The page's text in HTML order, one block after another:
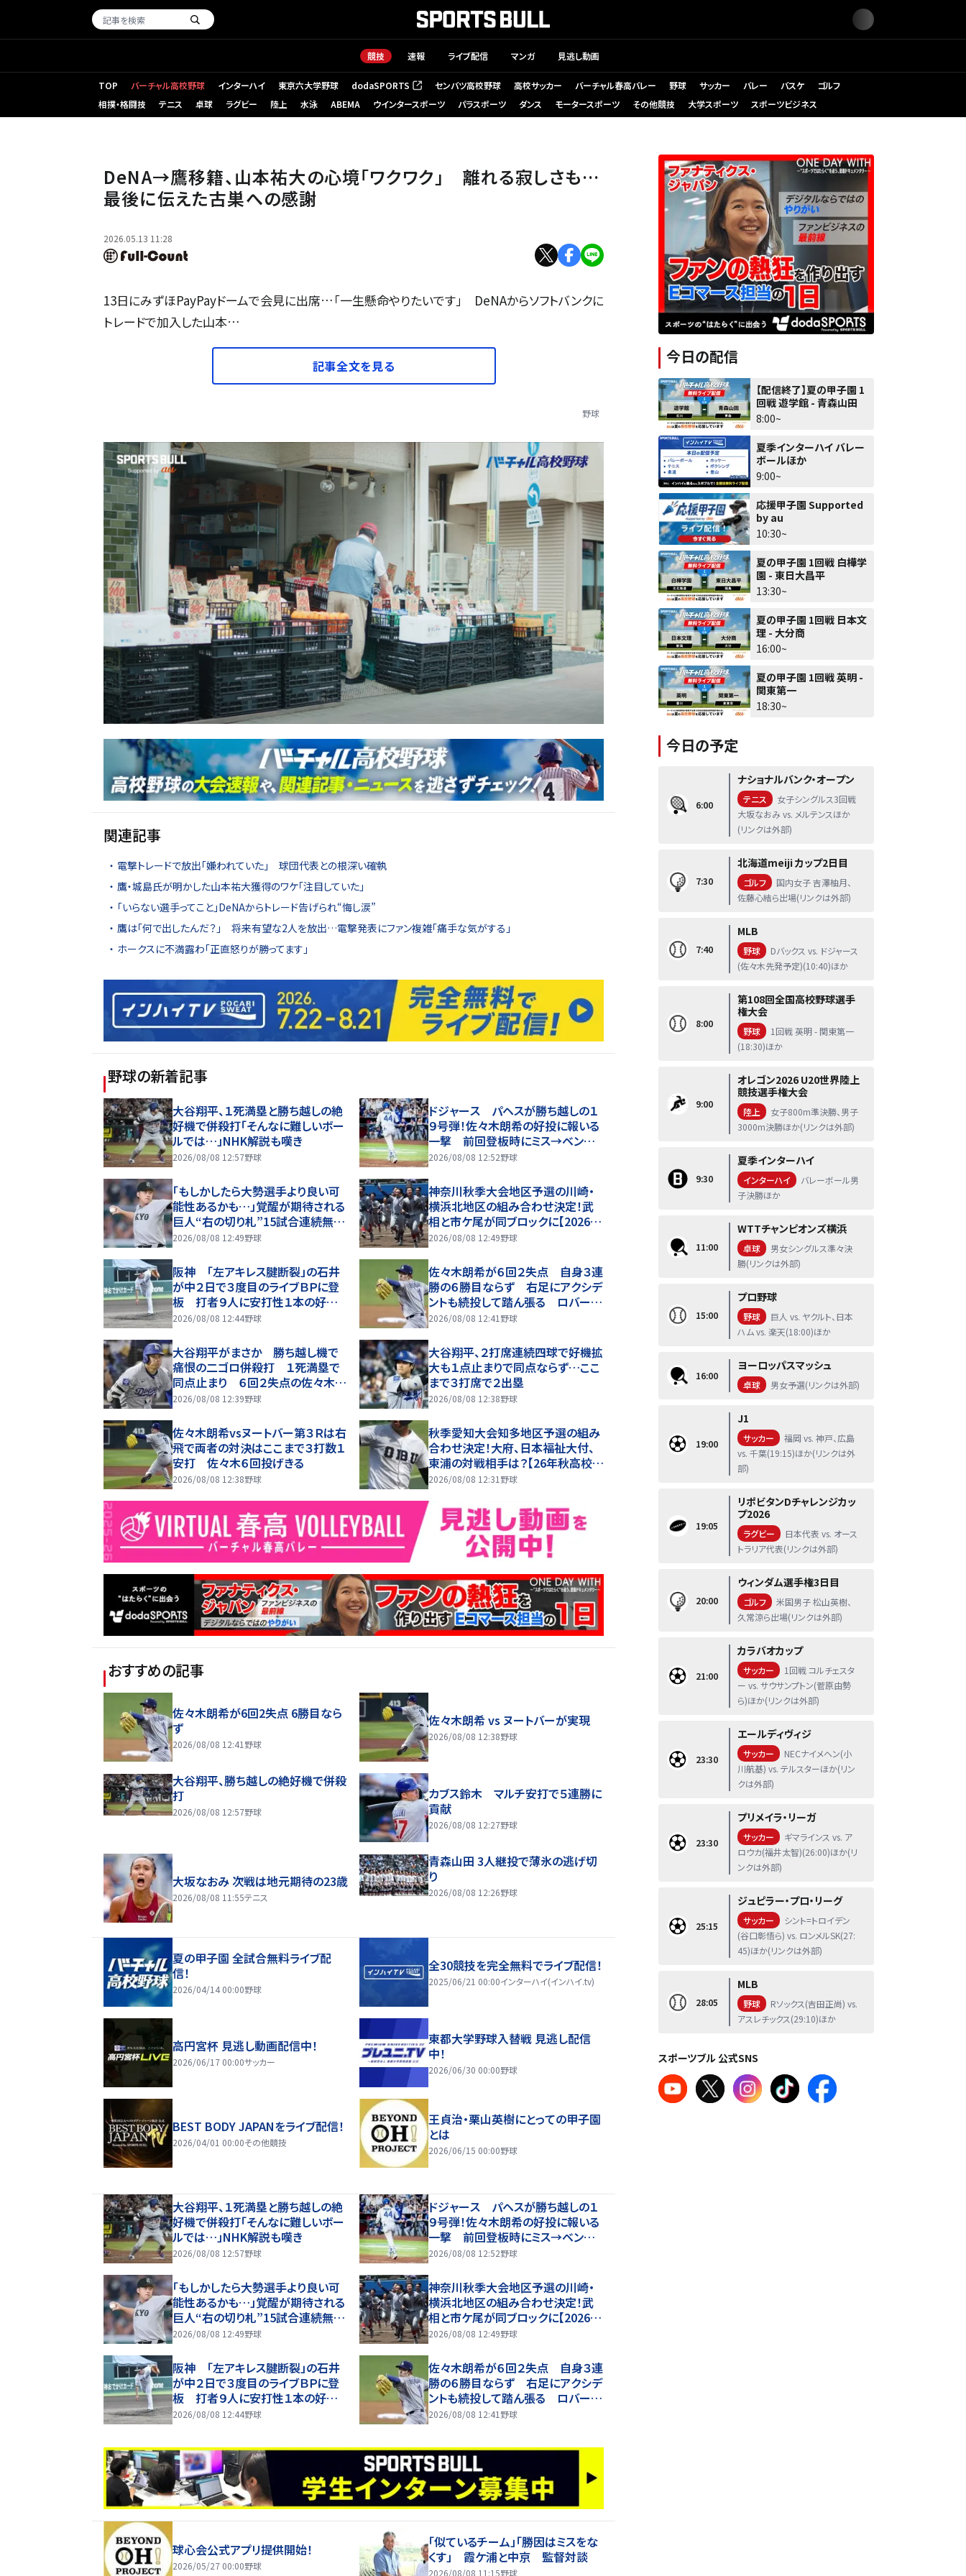
競技 速報 ライブ配信 マンガ 見逃し動画
TOP バーチャル高校野球 インターハイ 東京六大学野球 dodaSPORTS
（新しいタブで開く） センバツ高校野球 高校サッカー バーチャル春高バレー 野球 サッカー バレー バスケ
ゴルフ
相撲・格闘技
テニス 卓球 ラグビー 陸上 水泳 ABEMA ウインタースポーツ パラスポーツ ダンス モータースポーツ その他競技 大学スポーツ スポーツビジネス
DeNA→鷹移籍、山本祐大の心境「ワクワク」 離れる寂しさも…
最後に伝えた古巣への感謝
2026.05.13 11:28
13日にみずほPayPayドームで会見に出席…「一生懸命やりたいです」 DeNAからソフトバンクに
トレードで加入した山本…
記事全文を見る
野球
関連記事
電撃トレードで放出「嫌われていた」 球団代表との根深い確執
鷹・城島氏が明かした山本祐大獲得のワケ「注目していた」
「いらない選手ってこと」DeNAからトレード告げられ“悔し涙”
鷹は「何で出したんだ？」 将来有望な2人を放出…電撃発表にファン複雑「痛手な気がする」
ホークスに不満露わ「正直怒りが勝ってます」
野球の新着記事
大谷翔平、１死満塁と勝ち越しの絶
好機で併殺打「そんなに難しいボー
ルでは…」NHK解説も嘆き
2026/08/08 12:57野球
ドジャース パヘスが勝ち越しの１
９号弾！佐々木朗希の好投に報いる
一撃 前回登板時にミス→ベンチ
で謝罪 連敗ストップへ大きな１点
2026/08/08 12:52野球
「もしかしたら大勢選手より良い可
能性あるかも…」覚醒が期待される
巨人“右の切り札”15試合連続無失
点中 圧巻の0.37「抜群の安定感を
2026/08/08 12:49野球
神奈川秋季大会地区予選の川崎・
横浜北地区の組み合わせ決定！武
相と市ケ尾が同ブロックに【2026年
秋高校野球】
2026/08/08 12:49野球
阪神 「左アキレス腱断裂」の石井
が中２日で３度目のライブＢＰに登
板 打者９人に安打性１本の好内
容 直球主体で空振りを量産
2026/08/08 12:44野球
佐々木朗希が６回２失点 自身３連
勝の６勝目ならず 右足にアクシデ
ントも続投して踏ん張る ロバーツ
監督がマウンドに駆けつけるシーン
2026/08/08 12:41 野球
大谷翔平がまさか 勝ち越し機で
痛恨の二ゴロ併殺打 １死満塁で
同点止まり ６回２失点の佐々木朗
希に６勝目の権利をプレゼントでき
2026/08/08 12:39野球
大谷翔平、２打席連続四球で好機拡
大も１点止まりで同点ならず…ここ
まで３打席で２出塁
2026/08/08 12:38野球
佐々木朗希vsヌートバー第３Ｒは右
飛で両者の対決はここまで３打数１
安打 佐々木６回投げきる
2026/08/08 12:38野球
秋季愛知大会知多地区予選の組み
合わせ決定！大府、日本福祉大付、
東浦の対戦相手は？【26年秋高校野
球】
2026/08/08 12:31 野球
おすすめの記事
佐々木朗希が6回2失点 6勝目なら
ず
2026/08/08 12:41 野球
佐々木朗希 vs ヌートバーが実現
2026/08/08 12:38野球
大谷翔平、勝ち越しの絶好機で併殺
打
2026/08/08 12:57野球
カブス鈴木 マルチ安打で５連勝に
貢献
2026/08/08 12:27野球
大坂なおみ 次戦は地元期待の23歳
2026/08/08 11:55テニス
青森山田 3人継投で薄氷の逃げ切
り
2026/08/08 12:26野球
夏の甲子園 全試合無料ライブ配
信！
2026/04/14 00:00野球
全30競技を完全無料でライブ配信！
2025/06/21 00:00インターハイ(インハイ.tv)
高円宮杯 見逃し動画配信中！
2026/06/17 00:00サッカー
東都大学野球入替戦 見逃し配信
中！
2026/06/30 00:00野球
BEST BODY JAPANをライブ配信！
2026/04/01 00:00その他競技
王貞治・栗山英樹にとっての甲子園
とは
2026/06/15 00:00野球
大谷翔平、１死満塁と勝ち越しの絶
好機で併殺打「そんなに難しいボー
ルでは…」NHK解説も嘆き
2026/08/08 12:57野球
ドジャース パヘスが勝ち越しの１
９号弾！佐々木朗希の好投に報いる
一撃 前回登板時にミス→ベンチ
で謝罪 連敗ストップへ大きな１点
2026/08/08 12:52野球
「もしかしたら大勢選手より良い可
能性あるかも…」覚醒が期待される
巨人“右の切り札”15試合連続無失
点中 圧巻の0.37「抜群の安定感を
2026/08/08 12:49野球
神奈川秋季大会地区予選の川崎・
横浜北地区の組み合わせ決定！武
相と市ケ尾が同ブロックに【2026年
秋高校野球】
2026/08/08 12:49野球
阪神 「左アキレス腱断裂」の石井
が中２日で３度目のライブＢＰに登
板 打者９人に安打性１本の好内
容 直球主体で空振りを量産
2026/08/08 12:44野球
佐々木朗希が６回２失点 自身３連
勝の６勝目ならず 右足にアクシデ
ントも続投して踏ん張る ロバーツ
監督がマウンドに駆けつけるシーン
2026/08/08 12:41 野球
球心会公式アプリ提供開始！
2026/05/27 00:00野球
「似ているチーム」「勝因はミスをな
くす」 霞ケ浦と中京 監督対談
2026/08/08 11:15野球
今日の配信
【配信終了】夏の甲子園 1
回戦 遊学館 - 青森山田
8:00~
夏季インターハイ バレー
ボールほか
9:00~
応援甲子園 Supported
by au
10:30~
夏の甲子園 1回戦 白樺学
園 - 東日大昌平
13:30~
夏の甲子園 1回戦 日本文
理 - 大分商
16:00~
夏の甲子園 1回戦 英明 -
関東第一
18:30~
今日の予定
6:00
ナショナルバンク・オープン
テニス
女子シングルス3回戦
大坂なおみ vs. メルテンスほか
(リンクは外部)
7:30
北海道meiji カップ2日目
ゴルフ
国内女子 吉澤柚月、
佐藤心結ら出場(リンクは外部)
7:40
MLB
野球
Dバックス vs. ドジャース
(佐々木先発予定)(10:40)ほか
8:00
第108回全国高校野球選手
権大会
野球
1回戦 英明 - 関東第一
(18:30)ほか
9:00
オレゴン2026 U20世界陸上
競技選手権大会
陸上
女子800m準決勝、男子
3000m決勝ほか(リンクは外部)
9:30
夏季インターハイ
インターハイ
バレーボール男
子決勝ほか
11:00
WTTチャンピオンズ横浜
卓球
男女シングルス準々決
勝(リンクは外部)
15:00
プロ野球
野球
巨人 vs. ヤクルト、日本
ハム vs. 楽天(18:00)ほか
16:00
ヨーロッパスマッシュ
卓球 男女予選(リンクは外部)
19:00
J1
サッカー
福岡 vs. 神戸、広島
vs. 千葉(19:15)ほか(リンクは外
部)
19:05
リポビタンDチャレンジカッ
プ2026
ラグビー
日本代表 vs. オース
トラリア代表(リンクは外部)
20:00
ウィンダム選手権3日目
ゴルフ
米国男子 松山英樹、
久常涼ら出場(リンクは外部)
21:00
カラバオカップ
サッカー
1回戦 コルチェスタ
ー vs. サウサンプトン(菅原由勢
ら)ほか(リンクは外部)
23:30
エールディヴィジ
サッカー
NECナイメヘン(小
川航基) vs. テルスターほか(リン
クは外部)
23:30
プリメイラ・リーガ
サッカー
ギマラインス vs. ア
ロウカ(福井太智)(26:00)ほか(リ
ンクは外部)
25:15
ジュピラー・プロ・リーグ
サッカー
シント=トロイデン
(谷口彰悟ら) vs. ロンメルSK(27:
45)ほか(リンクは外部)
28:05
MLB
野球
Rソックス(吉田正尚) vs.
アスレチックス(29:10)ほか
スポーツブル 公式SNS